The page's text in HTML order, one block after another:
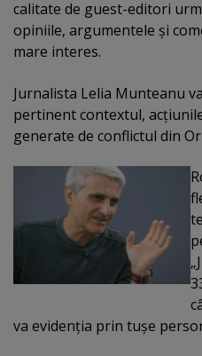
calitate de guest-editori
opiniile, argumentele şi
mare interes.
Jurnalista Lelia Munteanu
pertinent contextul,
generate de conflictul din
va evidenţia prin tuşe